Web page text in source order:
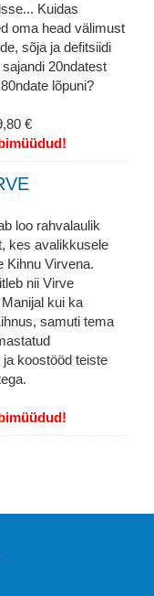
Kuidas
oma head välimust
sõja ja defitsiidi
20ndatest
lõpuni?
€
loo rahvalaulik
kes avalikkusele
Kihnu Virvena.
nii Virve
kui ka
samuti tema
koostööd teiste